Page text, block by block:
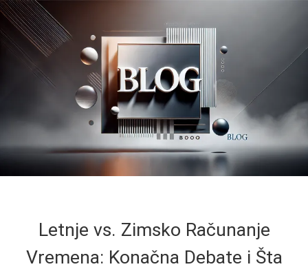
Letnje vs. Zimsko Računanje
Vremena: Konačna Debate i Šta